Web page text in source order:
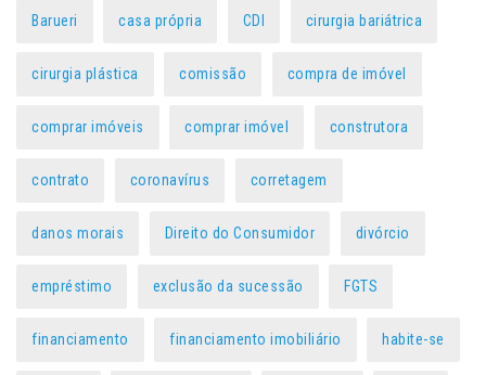
Barueri casa própria CDI cirurgia bariátrica
cirurgia plástica comissão compra de imóvel
comprar imóveis comprar imóvel construtora
contrato coronavírus corretagem
danos morais Direito do Consumidor divórcio
empréstimo exclusão da sucessão FGTS
financiamento financiamento imobiliário habite-se